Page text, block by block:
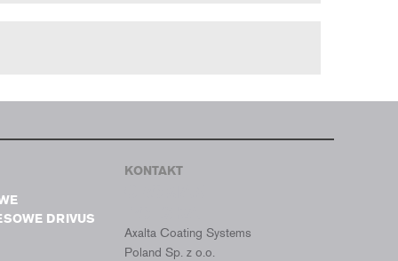
DRIVUS
KONTAKT
Axalta Coating Systems
Poland Sp. z o.o.